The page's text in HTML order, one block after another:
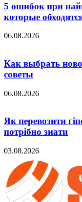
5 ошибок при
которые
06.08.2026
Как выбрать
советы
06.08.2026
Як перевозити
потрібно знати
03.08.2026